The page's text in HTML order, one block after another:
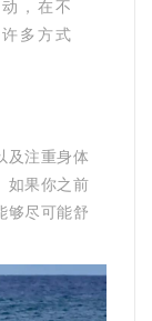
，在不
多方式
及注重身体
如果你之前
够尽可能舒